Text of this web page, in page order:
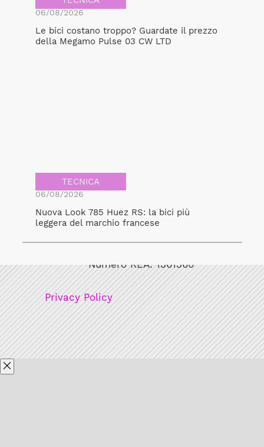
06/08/2026
Le bici costano troppo? Guardate il prezzo
della Megamo Pulse 03 CW LTD
TECNICA
06/08/2026
Nuova Look 785 Huez RS: la bici più
leggera del marchio francese
Numero REA: 1361360
Privacy Policy